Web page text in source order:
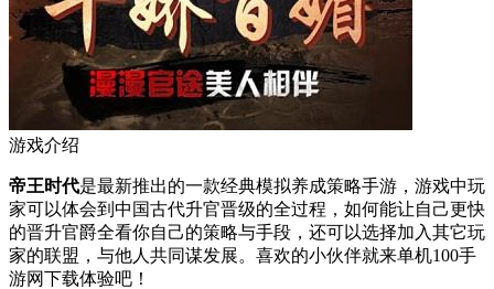
游戏介绍
帝王时代是最新推出的一款经典模拟养成策略手游，游戏中玩
家可以体会到中国古代升官晋级的全过程，如何能让自己更快
的晋升官爵全看你自己的策略与手段，还可以选择加入其它玩
家的联盟，与他人共同谋发展。喜欢的小伙伴就来单机100手
游网下载体验吧！